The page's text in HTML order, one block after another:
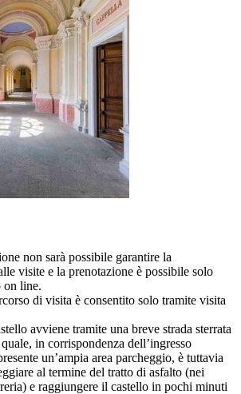
non sarà possibile garantire la
visite e la prenotazione è possibile solo
on line.
di visita è consentito solo tramite visita
avviene tramite una breve strada sterrata
in corrispondenza dell’ingresso
un’ampia area parcheggio, è tuttavia
al termine del tratto di asfalto (nei
e raggiungere il castello in pochi minuti